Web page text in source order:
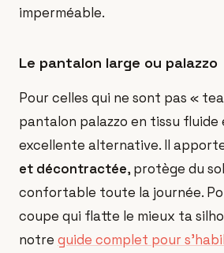
imperméable.
Le pantalon large ou palazzo
Pour celles qui ne sont pas «
pantalon palazzo en tissu fluide
excellente alternative. Il
et décontractée, protège du
confortable toute la journée.
coupe qui flatte le mieux ta
notre guide complet pour